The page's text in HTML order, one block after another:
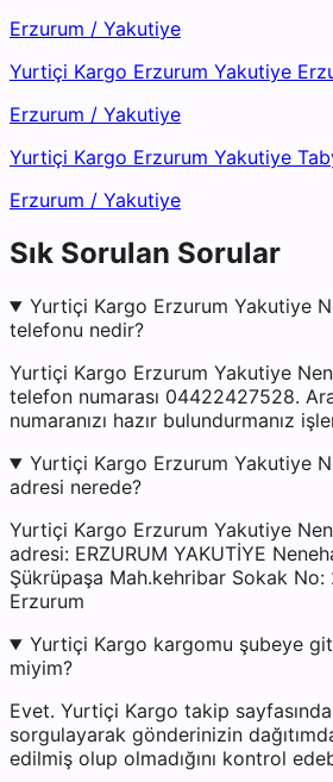
Erzurum / Yakutiye
Yurtiçi Kargo Erzurum Yakutiye
Erzurum / Yakutiye
Yurtiçi Kargo Erzurum Yakutiye
Erzurum / Yakutiye
Sık Sorulan Sorular
Yurtiçi Kargo Erzurum Yakutiye
telefonu nedir?
Yurtiçi Kargo Erzurum Yakutiye
telefon numarası 04422427528.
numaranızı hazır bulundurmanız
Yurtiçi Kargo Erzurum Yakutiye
adresi nerede?
Yurtiçi Kargo Erzurum Yakutiye
adresi: ERZURUM YAKUTİYE
Şükrüpaşa Mah.kehribar Sokak
Erzurum
Yurtiçi Kargo kargomu şubeye
miyim?
Evet. Yurtiçi Kargo takip
sorgulayarak gönderinizin
edilmiş olup olmadığını kontrol